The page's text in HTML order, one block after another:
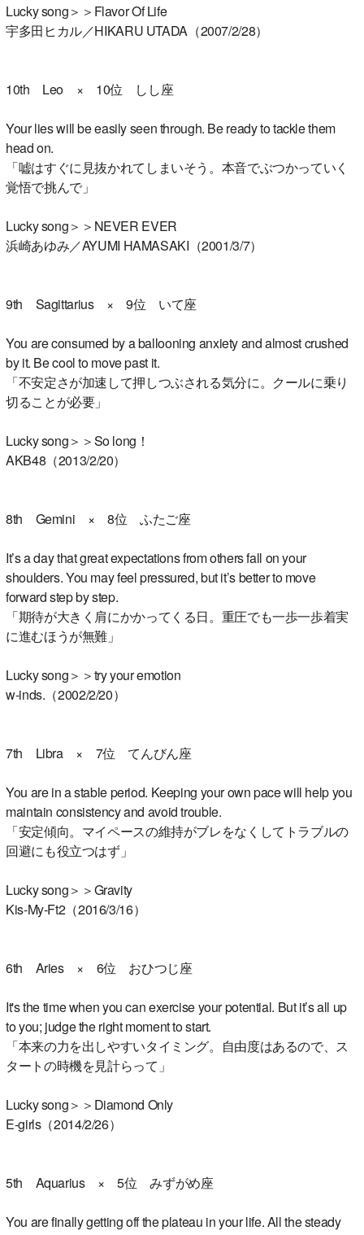
Lucky song＞＞Flavor Of Life
宇多田ヒカル／HIKARU UTADA（2007/2/28）
10th Leo × 10位 しし座
Your lies will be easily seen through. Be ready to tackle them
head on.
「嘘はすぐに見抜かれてしまいそう。本音でぶつかっていく
覚悟で挑んで」
Lucky song＞＞NEVER EVER
浜崎あゆみ／AYUMI HAMASAKI（2001/3/7）
9th Sagittarius × 9位 いて座
You are consumed by a ballooning anxiety and almost crushed
by it. Be cool to move past it.
「不安定さが加速して押しつぶされる気分に。クールに乗り
切ることが必要」
Lucky song＞＞So long！
AKB48（2013/2/20）
8th Gemini × 8位 ふたご座
It’s a day that great expectations from others fall on your
shoulders. You may feel pressured, but it’s better to move
forward step by step.
「期待が大きく肩にかかってくる日。重圧でも一歩一歩着実
に進むほうが無難」
Lucky song＞＞try your emotion
w-inds.（2002/2/20）
7th Libra × 7位 てんびん座
You are in a stable period. Keeping your own pace will help you
maintain consistency and avoid trouble.
「安定傾向。マイペースの維持がブレをなくしてトラブルの
回避にも役立つはず」
Lucky song＞＞Gravity
Kis-My-Ft2（2016/3/16）
6th Aries × 6位 おひつじ座
It's the time when you can exercise your potential. But it’s all up
to you; judge the right moment to start.
「本来の力を出しやすいタイミング。自由度はあるので、ス
タートの時機を見計らって」
Lucky song＞＞Diamond Only
E-girls（2014/2/26）
5th Aquarius × 5位 みずがめ座
You are finally getting off the plateau in your life. All the steady